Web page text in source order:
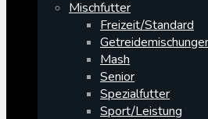
Mischfutter
Freizeit/Standard
Mash
Senior
Spezialfutter
Sport/Leistung